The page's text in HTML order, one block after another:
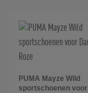
PUMA Mayze Wild
sportschoenen voor